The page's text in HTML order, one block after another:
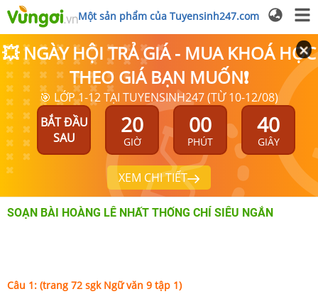
Một sản phẩm của Tuyensinh247.com
💥 NGÀY HỘI TRẢ GIÁ - MUA KHOÁ HỌC
THEO GIÁ BẠN MUỐN❗
🎯 LỚP 1-12 TẠI TUYENSINH247 (TỪ 10-12/08)
BẮT ĐẦU
SAU
20
GIỜ
00
PHÚT
40
GIÂY
XEM CHI TIẾT
SOẠN BÀI HOÀNG LÊ NHẤT THỐNG CHÍ SIÊU NGẮN
Câu 1: (trang 72 sgk Ngữ văn 9 tập 1)